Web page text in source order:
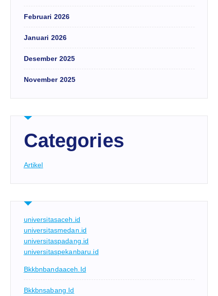
Februari 2026
Januari 2026
Desember 2025
November 2025
Categories
Artikel
universitasaceh.id
universitasmedan.id
universitaspadang.id
universitaspekanbaru.id
Bkkbnbandaaceh.id
Bkkbnsabang.id